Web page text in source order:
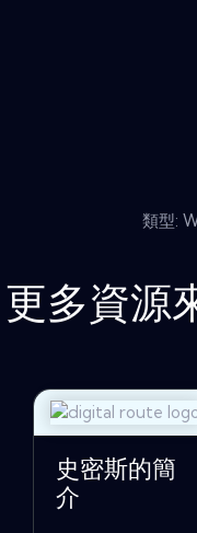
類型:
更多資源
史密斯的簡
介